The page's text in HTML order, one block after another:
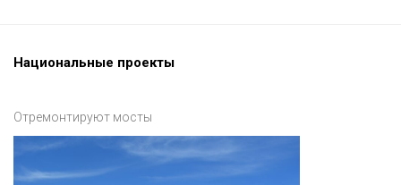
Национальные проекты
Отремонтируют мосты